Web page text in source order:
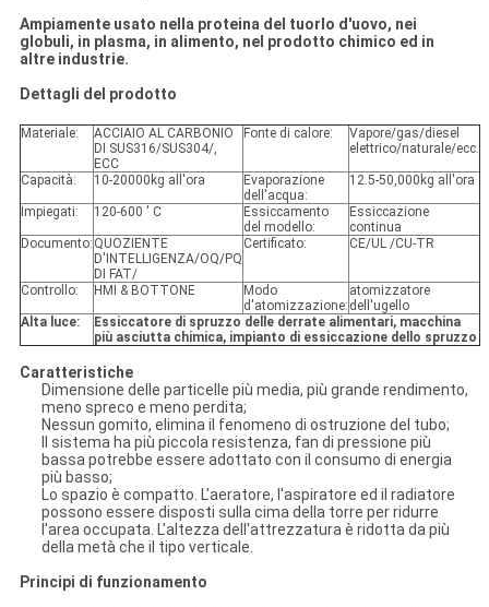
Ampiamente usato nella proteina del tuorlo d'uovo, nei
globuli, in plasma, in alimento, nel prodotto chimico ed in
altre industrie.
Dettagli del prodotto
Materiale:
ACCIAIO AL CARBONIO
DI SUS316/SUS304/,
ECC
Fonte di calore:
Vapore/gas/diesel
elettrico/naturale/ecc.
Capacità: 10-20000kg all'ora
Evaporazione
dell'acqua:
12.5-50,000kg all'ora
Impiegati: 120-600 ' C
Essiccamento
del modello:
Essiccazione
continua
Documento: QUOZIENTE
D'INTELLIGENZA/OQ/PQ
DI FAT/
Certificato: CE/UL /CU-TR
Controllo: HMI & BOTTONE
Modo
d'atomizzazione:
atomizzatore
dell'ugello
Alta luce:
Essiccatore di spruzzo delle derrate alimentari, macchina
più asciutta chimica, impianto di essiccazione dello spruzzo
Caratteristiche
Dimensione delle particelle più media, più grande rendimento,
meno spreco e meno perdita;
Nessun gomito, elimina il fenomeno di ostruzione del tubo;
Il sistema ha più piccola resistenza, fan di pressione più
bassa potrebbe essere adottato con il consumo di energia
più basso;
Lo spazio è compatto. L'aeratore, l'aspiratore ed il radiatore
possono essere disposti sulla cima della torre per ridurre
l'area occupata. L'altezza dell'attrezzatura è ridotta da più
della metà che il tipo verticale.
Principi di funzionamento